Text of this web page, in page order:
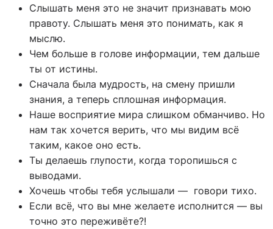
Слышать меня это не значит признавать мою
правоту. Слышать меня это понимать, как я
мыслю.
Чем больше в голове информации, тем дальше
ты от истины.
Сначала была мудрость, на смену пришли
знания, а теперь сплошная информация.
Наше восприятие мира слишком обманчиво. Но
нам так хочется верить, что мы видим всё
таким, какое оно есть.
Ты делаешь глупости, когда торопишься с
выводами.
Хочешь чтобы тебя услышали — говори тихо.
Если всё, что вы мне желаете исполнится — вы
точно это переживёте?!